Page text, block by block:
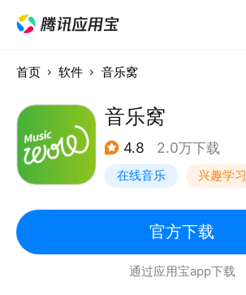
首页 软件 音乐窝
音乐窝
4.8 2.0万下载
在线音乐 兴趣学习
官方下载
通过应用宝app下载